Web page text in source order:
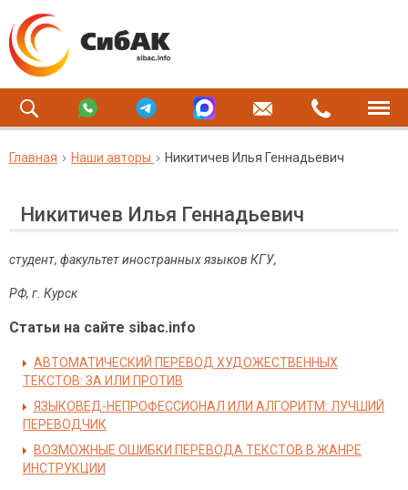
Главная Наши авторы Никитичев Илья Геннадьевич
Никитичев Илья Геннадьевич
студент, факультет иностранных языков КГУ,
РФ, г. Курск
Статьи на сайте sibac.info
АВТОМАТИЧЕСКИЙ ПЕРЕВОД ХУДОЖЕСТВЕННЫХ
ТЕКСТОВ: ЗА ИЛИ ПРОТИВ
ЯЗЫКОВЕД-НЕПРОФЕССИОНАЛ ИЛИ АЛГОРИТМ: ЛУЧШИЙ
ПЕРЕВОДЧИК
ВОЗМОЖНЫЕ ОШИБКИ ПЕРЕВОДА ТЕКСТОВ В ЖАНРЕ
ИНСТРУКЦИИ